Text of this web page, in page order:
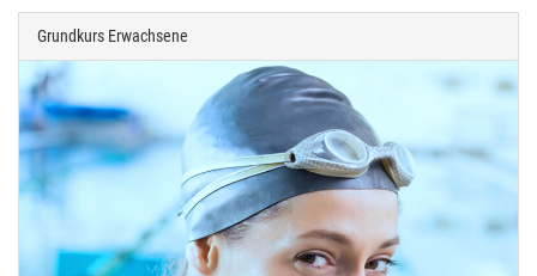
Grundkurs Erwachsene